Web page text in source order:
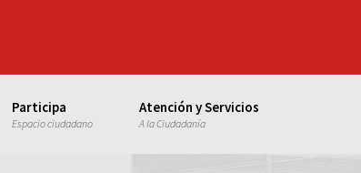
Participa
Espacio ciudadano
Atención y Servicios
A la Ciudadanía